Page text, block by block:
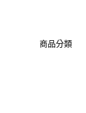
商品分類